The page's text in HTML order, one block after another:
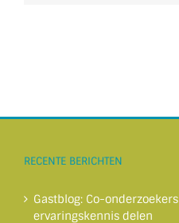
RECENTE BERICHTEN
Gastblog: Co-
ervaringskennis delen